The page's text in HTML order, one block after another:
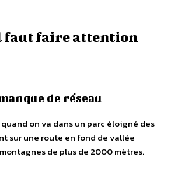
faut faire attention
de réseau
on va dans un parc éloigné des
sur une route en fond de vallée
de plus de 2000 mètres.